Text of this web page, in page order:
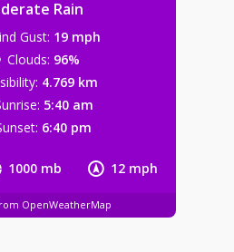
Rain
1000 mb 12 mph
Gust: 19 mph
Clouds: 96%
4.769 km
5:40 am
6:40 pm
OpenWeatherMap
बाप की हत्या, आरोपी बेटा
भेजा जेल
8, 2026
और किसान का ‘ऑनलाइन’ कटा
8, 2026